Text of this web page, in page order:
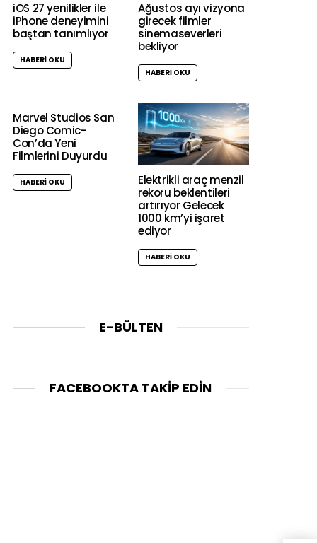
iOS 27 yenilikler ile
iPhone deneyimini
baştan tanımlıyor
HABERI OKU
Ağustos ayı vizyona
girecek filmler
sinemaseverleri
bekliyor
HABERI OKU
Marvel Studios San
Diego Comic-
Con’da Yeni
Filmlerini Duyurdu
HABERI OKU
Elektrikli araç menzil
rekoru beklentileri
artırıyor Gelecek
1000 km’yi işaret
ediyor
HABERI OKU
E-BÜLTEN
FACEBOOKTA TAKIP EDIN